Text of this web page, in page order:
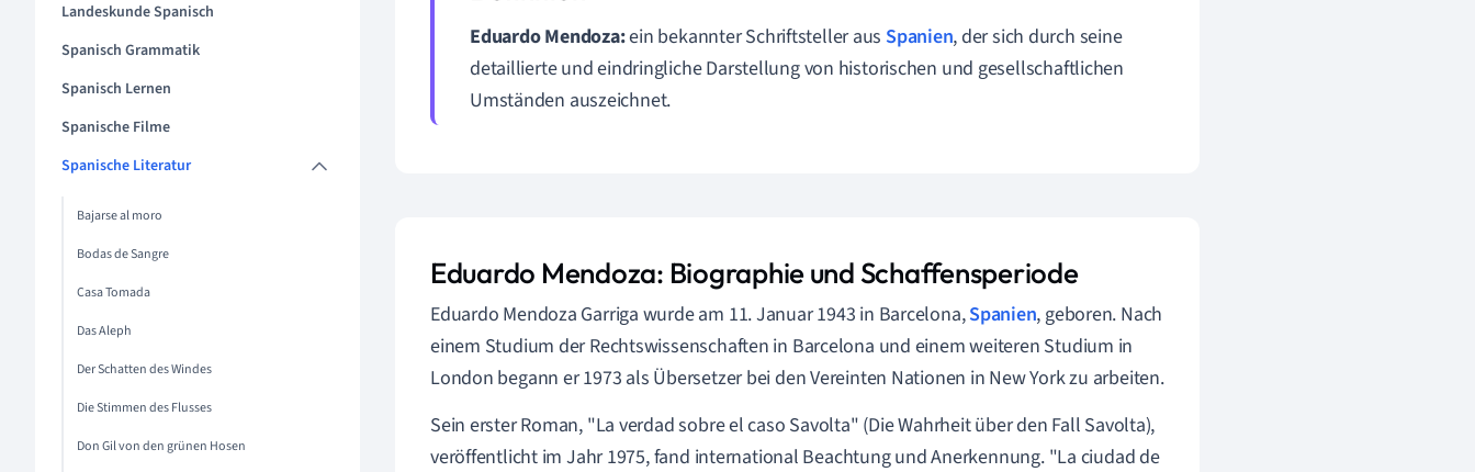
Landeskunde Spanisch
Spanisch Grammatik
Spanisch Lernen
Spanische Filme
Spanische Literatur
Bajarse al moro
Bodas de Sangre
Casa Tomada
Das Aleph
Der Schatten des Windes
Die Stimmen des Flusses
Don Gil von den grünen Hosen
Eduardo Mendoza:ein bekannter Schriftsteller aus Spanien, der sich durch seine
detaillierte und eindringliche Darstellung von historischen und gesellschaftlichen
Umständen auszeichnet.
Eduardo Mendoza: Biographie und Schaffensperiode
Eduardo Mendoza Garriga wurde am 11. Januar 1943 in Barcelona,Spanien, geboren. Nach
einem Studium der Rechtswissenschaften in Barcelona und einem weiteren Studium in
London begann er 1973 als Übersetzer bei den Vereinten Nationen in New York zu arbeiten.
Sein erster Roman, "La verdad sobre el caso Savolta" (Die Wahrheit über den Fall Savolta),
veröffentlicht im Jahr 1975, fand international Beachtung und Anerkennung. "La ciudad de